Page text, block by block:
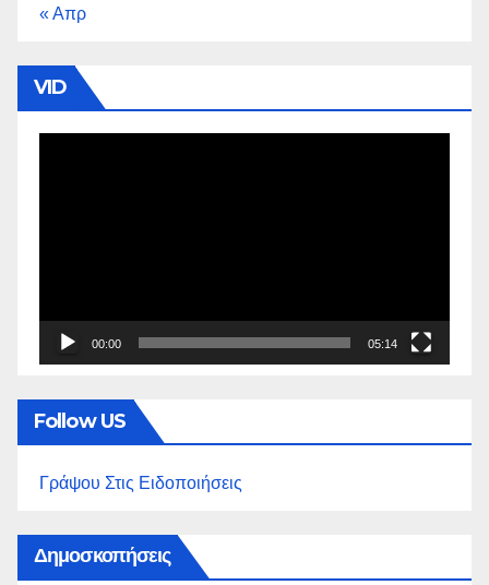
« Απρ
VID
00:00 05:14
Follow US
Γράψου Στις Ειδοποιήσεις
Δημοσκοπήσεις